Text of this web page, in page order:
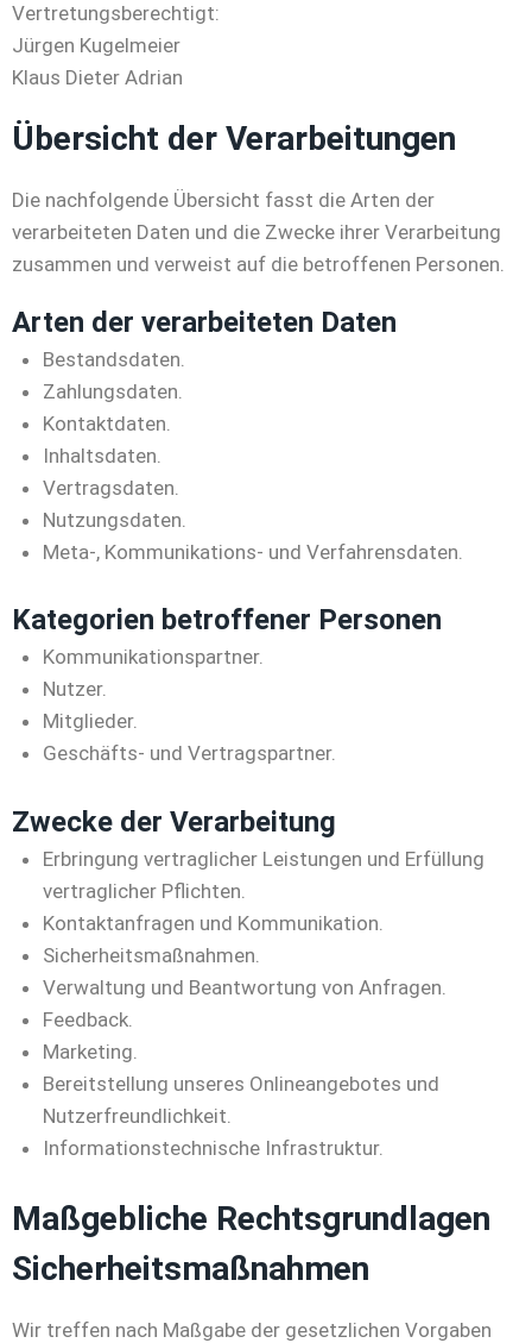
Vertretungsberechtigt:
Jürgen Kugelmeier
Klaus Dieter Adrian
Übersicht der Verarbeitungen
Die nachfolgende Übersicht fasst die Arten der
verarbeiteten Daten und die Zwecke ihrer Verarbeitung
zusammen und verweist auf die betroffenen Personen.
Arten der verarbeiteten Daten
Bestandsdaten.
Zahlungsdaten.
Kontaktdaten.
Inhaltsdaten.
Vertragsdaten.
Nutzungsdaten.
Meta-, Kommunikations- und Verfahrensdaten.
Kategorien betroffener Personen
Kommunikationspartner.
Nutzer.
Mitglieder.
Geschäfts- und Vertragspartner.
Zwecke der Verarbeitung
Erbringung vertraglicher Leistungen und Erfüllung
vertraglicher Pflichten.
Kontaktanfragen und Kommunikation.
Sicherheitsmaßnahmen.
Verwaltung und Beantwortung von Anfragen.
Feedback.
Marketing.
Bereitstellung unseres Onlineangebotes und
Nutzerfreundlichkeit.
Informationstechnische Infrastruktur.
Maßgebliche Rechtsgrundlagen
Sicherheitsmaßnahmen
Wir treffen nach Maßgabe der gesetzlichen Vorgaben